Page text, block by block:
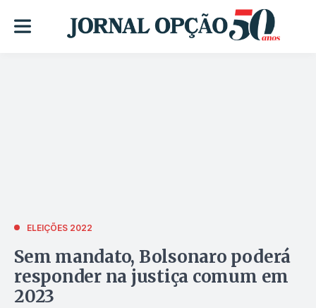
ELEIÇÕES 2022
Sem mandato, Bolsonaro poderá
responder na justiça comum em
2023